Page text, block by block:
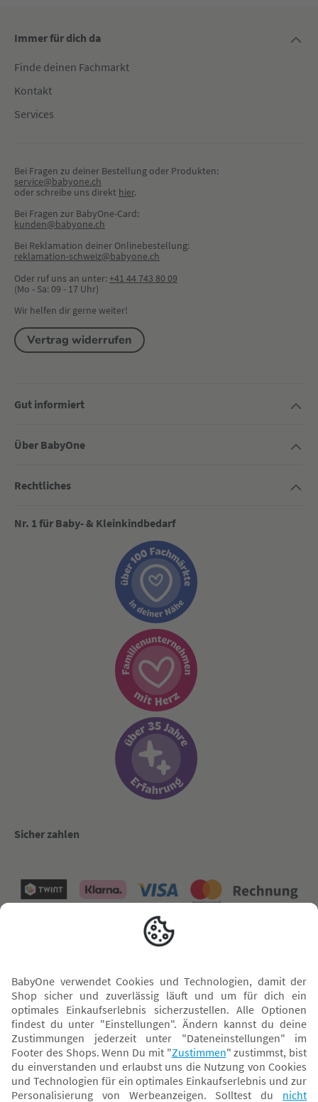
Immer für dich da
Finde deinen Fachmarkt
Kontakt
Services
Bei Fragen zu deiner Bestellung oder Produkten:
service@babyone.ch
oder schreibe uns direkt hier.
Bei Fragen zur BabyOne-Card:
kunden@babyone.ch
Bei Reklamation deiner Onlinebestellung:
reklamation-schweiz@babyone.ch
Oder ruf uns an unter:+41 44 743 80 09
(Mo - Sa: 09 - 17 Uhr)
Wir helfen dir gerne weiter!
Vertrag widerrufen
Gut informiert
Über BabyOne
Rechtliches
Nr. 1 für Baby- & Kleinkindbedarf
Sicher zahlen
* Alle Preise inkl. MwSt. und ggf. zzgl.Versandkosten. Der dargestellte Preis gilt -
abhängig von der von dir gewählten Option - im BabyOne-Onlineshop oder bei